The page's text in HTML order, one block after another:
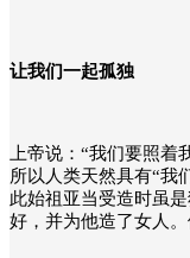
让我们一起孤独
上帝说：“我们要照着
所以人类天然具有“我
此始祖亚当受造时虽
好，并为他造了女人